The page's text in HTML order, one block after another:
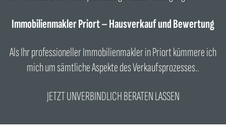
Immobilienmakler Priort – Hausverkauf und Bewertung
Als Ihr professioneller Immobilienmakler in Priort kümmere ich
mich um sämtliche Aspekte des Verkaufsprozesses..
JETZT UNVERBINDLICH BERATEN LASSEN